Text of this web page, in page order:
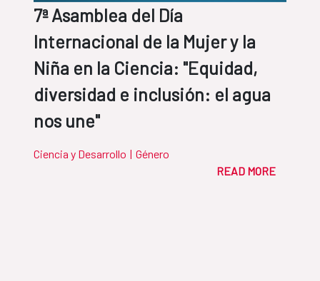
7ª Asamblea del Día
Internacional de la Mujer y la
Niña en la Ciencia: "Equidad,
diversidad e inclusión: el agua
nos une"
Ciencia y Desarrollo | Género
READ MORE